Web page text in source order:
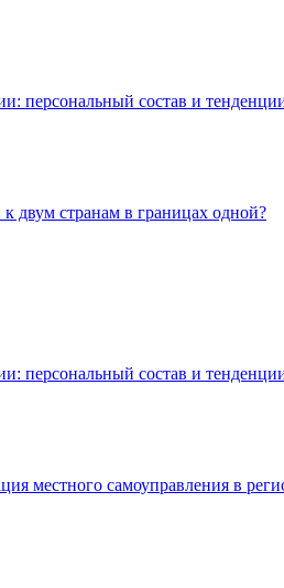
персональный состав и
двум странам в границах одной?
персональный состав и
местного самоуправления в